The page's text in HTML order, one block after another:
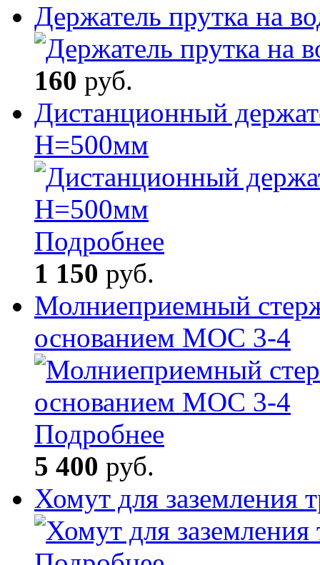
Держатель прутка на
160 руб.
Дистанционный
H=500мм
Подробнее
1 150 руб.
Молниеприемный
основанием МОС 3-4
Подробнее
5 400 руб.
Хомут для заземления